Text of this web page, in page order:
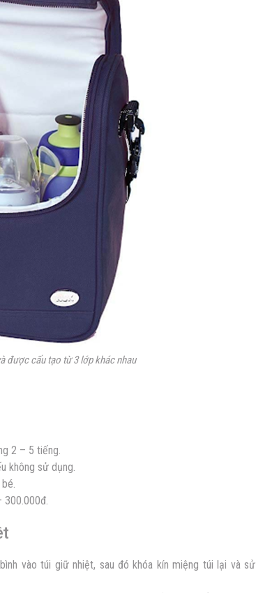
được cấu tạo từ 3 lớp khác nhau
2 – 5 tiếng.
không sử dụng.
300.000đ.
vào túi giữ nhiệt, sau đó khóa kín miệng túi lại và sử